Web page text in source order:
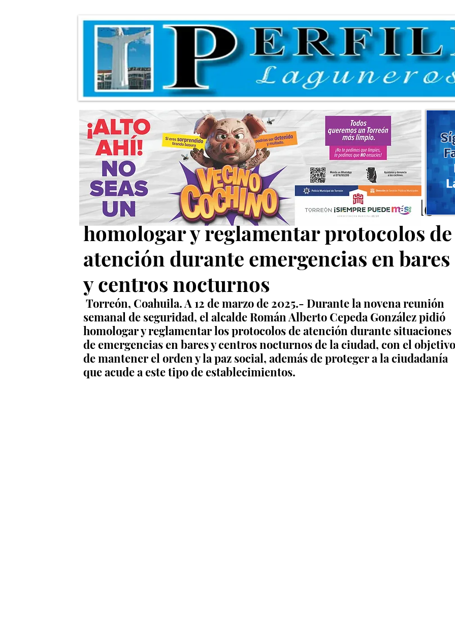
Román Alberto Cepeda González pide
homologar y reglamentar protocolos de
atención durante emergencias en bares
y centros nocturnos
Torreón, Coahuila. A 12 de marzo de 2025.- Durante la novena reunión
semanal de seguridad, el alcalde Román Alberto Cepeda González pidió
homologar y reglamentar los protocolos de atención durante situaciones
de emergencias en bares y centros nocturnos de la ciudad, con el objetivo
de mantener el orden y la paz social, además de proteger a la ciudadanía
que acude a este tipo de establecimientos.